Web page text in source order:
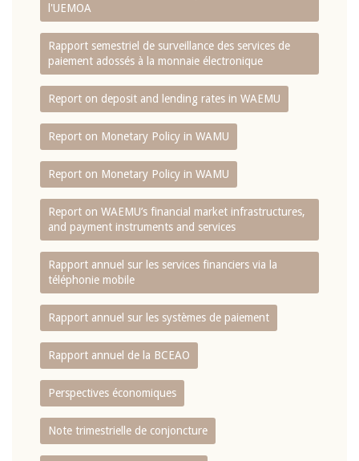
l'UEMOA
Rapport semestriel de surveillance des services de
paiement adossés à la monnaie électronique
Report on deposit and lending rates in WAEMU
Report on Monetary Policy in WAMU
Report on Monetary Policy in WAMU
Report on WAEMU’s financial market infrastructures,
and payment instruments and services
Rapport annuel sur les services financiers via la
téléphonie mobile
Rapport annuel sur les systèmes de paiement
Rapport annuel de la BCEAO
Perspectives économiques
Note trimestrielle de conjoncture